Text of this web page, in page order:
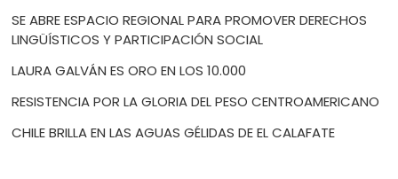
SE ABRE ESPACIO REGIONAL PARA PROMOVER DERECHOS
LINGÜÍSTICOS Y PARTICIPACIÓN SOCIAL
LAURA GALVÁN ES ORO EN LOS 10.000
RESISTENCIA POR LA GLORIA DEL PESO CENTROAMERICANO
CHILE BRILLA EN LAS AGUAS GÉLIDAS DE EL CALAFATE